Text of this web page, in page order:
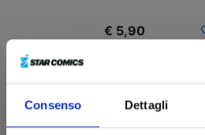
Consenso Dettagli
€ 5,90